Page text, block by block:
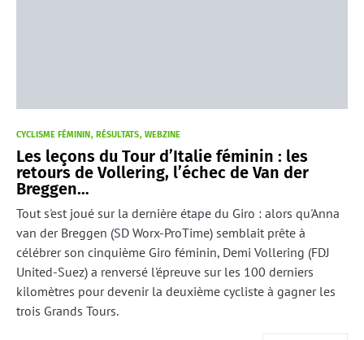
CYCLISME FÉMININ RÉSULTATS WEBZINE
Les leçons du Tour d’Italie féminin : les
retours de Vollering, l’échec de Van der
Breggen…
Tout s'est joué sur la dernière étape du Giro : alors qu'Anna
van der Breggen (SD Worx-ProTime) semblait prête à
célébrer son cinquième Giro féminin, Demi Vollering (FDJ
United-Suez) a renversé l'épreuve sur les 100 derniers
kilomètres pour devenir la deuxième cycliste à gagner les
trois Grands Tours.